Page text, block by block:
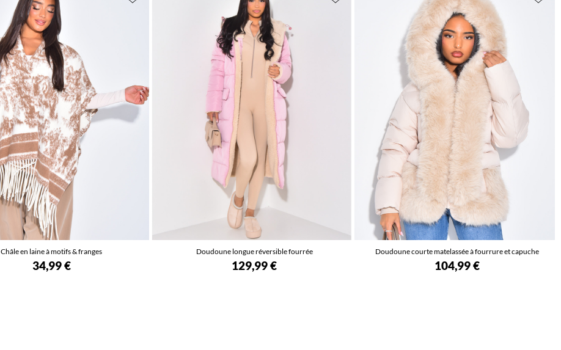
Châle en laine à motifs & franges
34,99 €
Doudoune longue réversible fourrée
129,99 €
Doudoune courte matelassée à fourrure et capuche
104,99 €